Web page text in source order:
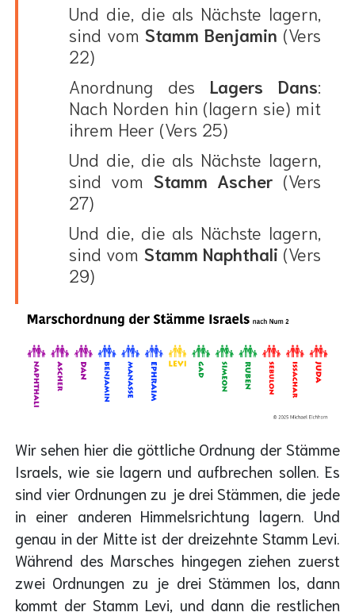
Und die, die als Nächste lagern,
sind vom Stamm Benjamin (Vers
22)
Anordnung des Lagers Dans:
Nach Norden hin (lagern sie) mit
ihrem Heer (Vers 25)
Und die, die als Nächste lagern,
sind vom Stamm Ascher (Vers
27)
Und die, die als Nächste lagern,
sind vom Stamm Naphthali (Vers
29)
Wir sehen hier die göttliche Ordnung der Stämme
Israels, wie sie lagern und aufbrechen sollen. Es
sind vier Ordnungen zu je drei Stämmen, die jede
in einer anderen Himmelsrichtung lagern. Und
genau in der Mitte ist der dreizehnte Stamm Levi.
Während des Marsches hingegen ziehen zuerst
zwei Ordnungen zu je drei Stämmen los, dann
kommt der Stamm Levi, und dann die restlichen